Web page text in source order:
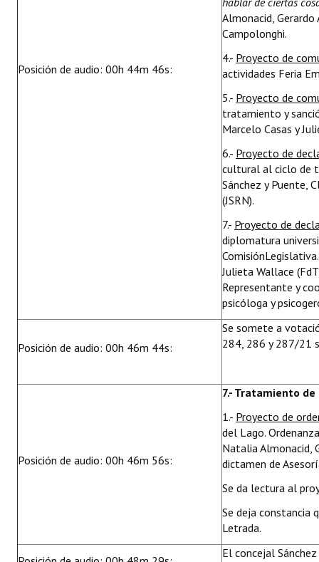
Posición de audio: 00h 44m 46s:
Almonacid, Gerardo
Campolonghi.
4.- Proyecto de
actividades Feria
5.- Proyecto de
tratamiento y
Marcelo Casas y
6.- Proyecto de
cultural al ciclo de
Sánchez y Puente,
(JSRN).
7.- Proyecto de
diplomatura
Julieta Wallace
Representante y
psicóloga y
Posición de audio: 00h 46m 44s:
Se somete a
284, 286 y 287/21
Posición de audio: 00h 46m 56s:
7.- Tratamiento
1.- Proyecto de
del Lago.
Natalia Almonacid,
dictamen de
Se da lectura al
Se deja constancia
Letrada.
El concejal